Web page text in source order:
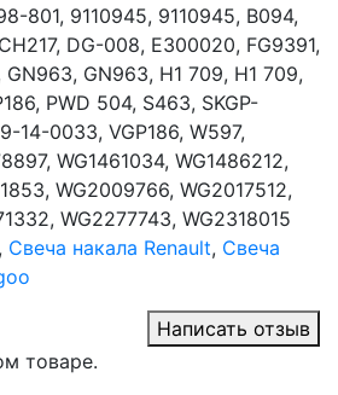
801, 9110945, 9110945, B094,
DG-008, E300020, FG9391,
GN963, GN963, H1 709, H1 709,
PWD 504, S463, SKGP-
14-0033, VGP186, W597,
WG1461034, WG1486212,
WG2009766, WG2017512,
WG2277743, WG2318015
, Свеча накала Renault, Свеча
Написать отзыв
товаре.